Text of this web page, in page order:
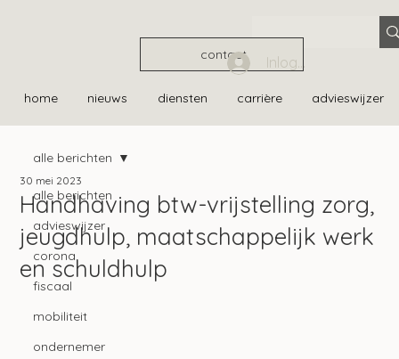
contact
home nieuws diensten carrière advieswijzer
Inloggen
alle berichten
advieswijzer
corona
fiscaal
mobiliteit
ondernemer
alle berichten
Handhaving btw-vrijstelling zorg,
jeugdhulp, maatschappelijk werk
en schuldhulp
30 mei 2023